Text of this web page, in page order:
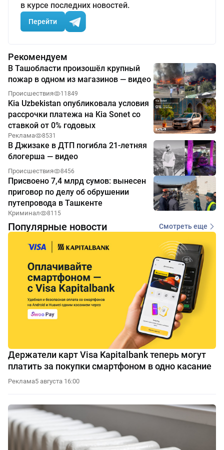
в курсе последних новостей.
Перейти
Рекомендуем
В Ташобласти произошёл крупный
пожар в одном из магазинов — видео
Происшествия 11849
Kia Uzbekistan опубликовала условия
рассрочки платежа на Kia Sonet со
ставкой от 0% годовых
Реклама 8531
В Джизаке в ДТП погибла 21-летняя
блогерша — видео
Происшествия 8456
Присвоено 7,4 млрд сумов: вынесен
приговор по делу об обрушении
путепровода в Ташкенте
Криминал 8115
Популярные новости Смотреть еще
Держатели карт Visa Kapitalbank теперь могут
платить за покупки смартфоном в одно касание
Реклама5 августа 16:00